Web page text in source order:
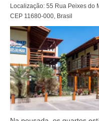
Localização: 55 Rua Peixes do
CEP 11680-000, Brasil